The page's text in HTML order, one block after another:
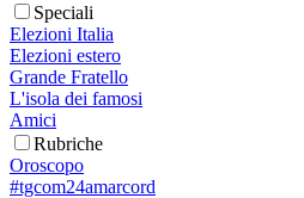
Speciali
Elezioni Italia
Elezioni estero
Grande Fratello
L'isola dei famosi
Amici
Rubriche
Oroscopo
#tgcom24amarcord